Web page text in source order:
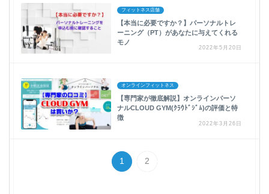
フィットネス店舗
【本当に必要ですか？】パーソナルトレ
ーニング（PT）があなたに与えてくれる
モノ
2022年5月20日
オンラインフィットネス
【専門家が徹底解説】オンラインパーソ
ナルCLOUD GYM(ｸﾗｳﾄﾞｼﾞﾑ)の評価と特
徴
2022年3月26日
1 2